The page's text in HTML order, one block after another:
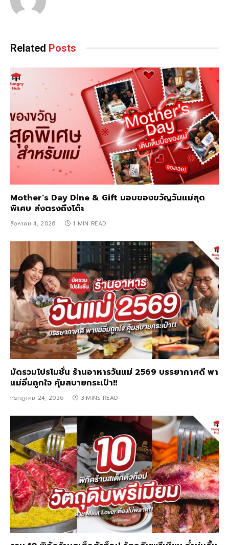
Related Posts
Mother’s Day Dine & Gift มอบของขวัญวันแม่สุด
พิเศษ ส่งตรงถึงโต๊ะ
สิงหาคม 4, 2026 1 MIN READ
มัดรวมโปรโมชั่น ร้านอาหารวันแม่ 2569 บรรยากาศดี พา
แม่อิ่มถูกใจ คุ้มสบายกระเป๋า!!
กรกฎาคม 24, 2026 3 MINS READ